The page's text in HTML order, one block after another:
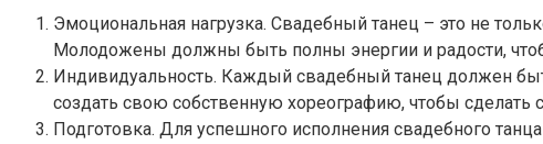
Эмоциональная нагрузка. Свадебный танец – это не
Молодожены должны быть полны энергии и радости,
Индивидуальность. Каждый свадебный танец должен
создать свою собственную хореографию, чтобы
Подготовка. Для успешного исполнения свадебного